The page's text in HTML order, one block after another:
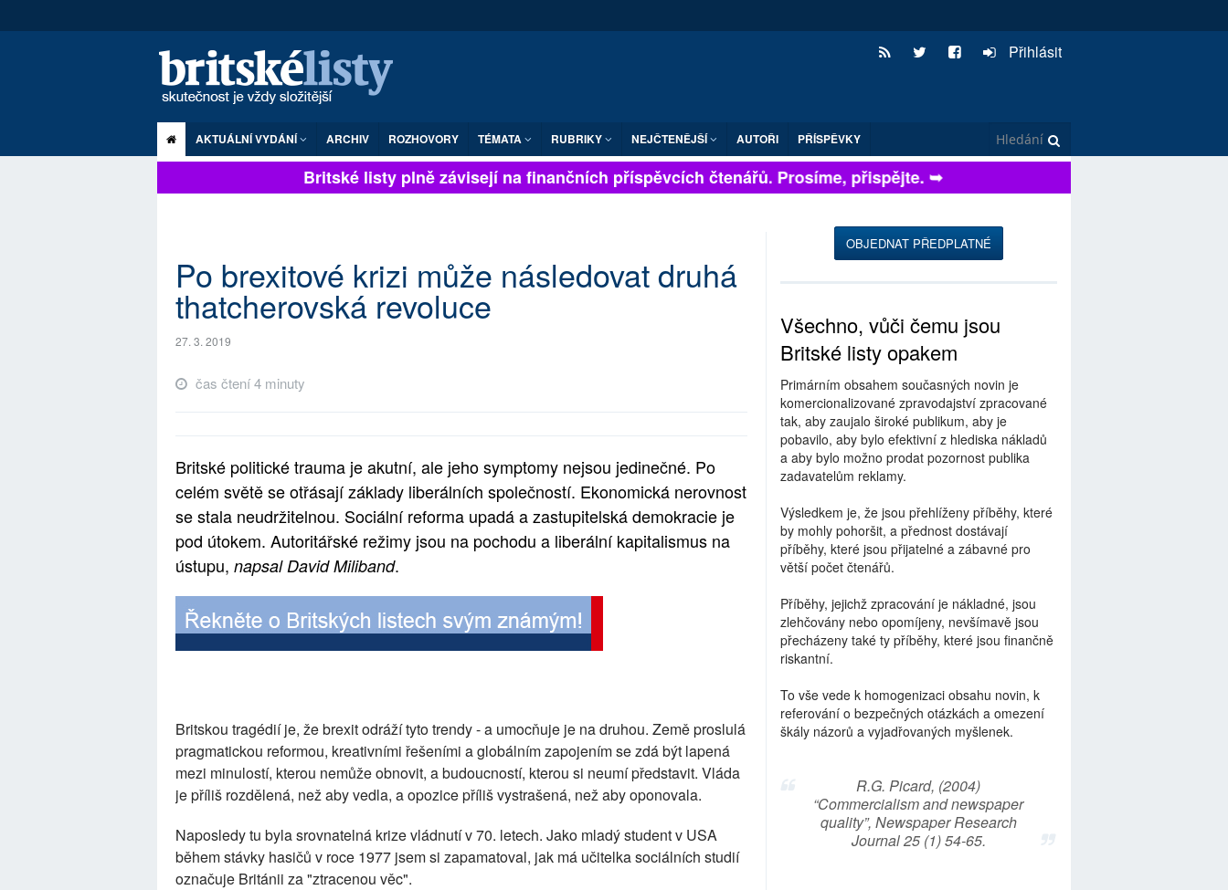
Přihlásit
AKTUÁLNÍ VYDÁNÍ ARCHIV ROZHOVORY TÉMATA RUBRIKY NEJČTENĚJŠÍ AUTOŘI PŘÍSPĚVKY
Britské listy plně závisejí na finančních příspěvcích čtenářů. Prosíme, přispějte. ➥
Po brexitové krizi může následovat druhá
thatcherovská revoluce
27. 3. 2019
čas čtení 4 minuty
Britské politické trauma je akutní, ale jeho symptomy nejsou jedinečné. Po
celém světě se otřásají základy liberálních společností. Ekonomická nerovnost
se stala neudržitelnou. Sociální reforma upadá a zastupitelská demokracie je
pod útokem. Autoritářské režimy jsou na pochodu a liberální kapitalismus na
ústupu, napsal David Miliband.
Britskou tragédií je, že brexit odráží tyto trendy - a umocňuje je na druhou. Země proslulá
pragmatickou reformou, kreativními řešeními a globálním zapojením se zdá být lapená
mezi minulostí, kterou nemůže obnovit, a budoucností, kterou si neumí představit. Vláda
je příliš rozdělená, než aby vedla, a opozice příliš vystrašená, než aby oponovala.
Naposledy tu byla srovnatelná krize vládnutí v 70. letech. Jako mladý student v USA
během stávky hasičů v roce 1977 jsem si zapamatoval, jak má učitelka sociálních studií
označuje Británii za "ztracenou věc".
OBJEDNAT PŘEDPLATNÉ
Všechno, vůči čemu jsou
Britské listy opakem
Primárním obsahem současných novin je
komercionalizované zpravodajství zpracované
tak, aby zaujalo široké publikum, aby je
pobavilo, aby bylo efektivní z hlediska nákladů
a aby bylo možno prodat pozornost publika
zadavatelům reklamy.
Výsledkem je, že jsou přehlíženy příběhy, které
by mohly pohoršit, a přednost dostávají
příběhy, které jsou přijatelné a zábavné pro
větší počet čtenářů.
Příběhy, jejichž zpracování je nákladné, jsou
zlehčovány nebo opomíjeny, nevšímavě jsou
přecházeny také ty příběhy, které jsou finančně
riskantní.
To vše vede k homogenizaci obsahu novin, k
referování o bezpečných otázkách a omezení
škály názorů a vyjadřovaných myšlenek.
R.G. Picard, (2004)
“Commercialism and newspaper
quality”, Newspaper Research
Journal 25 (1) 54-65.